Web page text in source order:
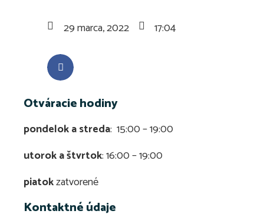
29 marca, 2022 17:04
Otváracie hodiny
pondelok a streda: 15:00 – 19:00
utorok a štvrtok: 16:00 – 19:00
piatokzatvorené
Kontaktné údaje